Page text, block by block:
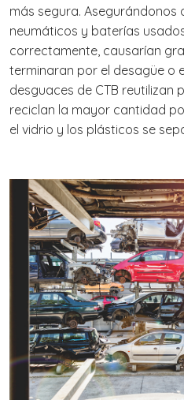
más segura. Asegurándonos
neumáticos y baterías
correctamente, causarían
terminaran por el desagüe o
desguaces de CTB reutilizan
reciclan la mayor cantidad
el vidrio y los plásticos se